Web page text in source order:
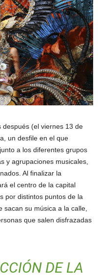
después (el viernes 13 de
un desfile en el que
a los diferentes grupos
y agrupaciones musicales,
Al finalizar la
el centro de la capital
por distintos puntos de la
su música a la calle,
que salen disfrazadas
DE LA